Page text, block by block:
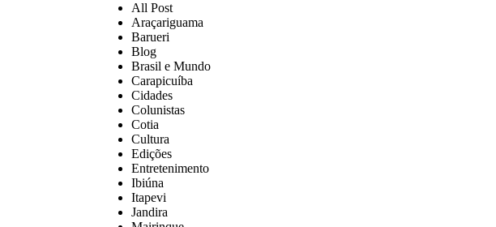
All Post
Araçariguama
Barueri
Blog
Brasil e Mundo
Carapicuíba
Cidades
Colunistas
Cotia
Cultura
Edições
Entretenimento
Ibiúna
Itapevi
Jandira